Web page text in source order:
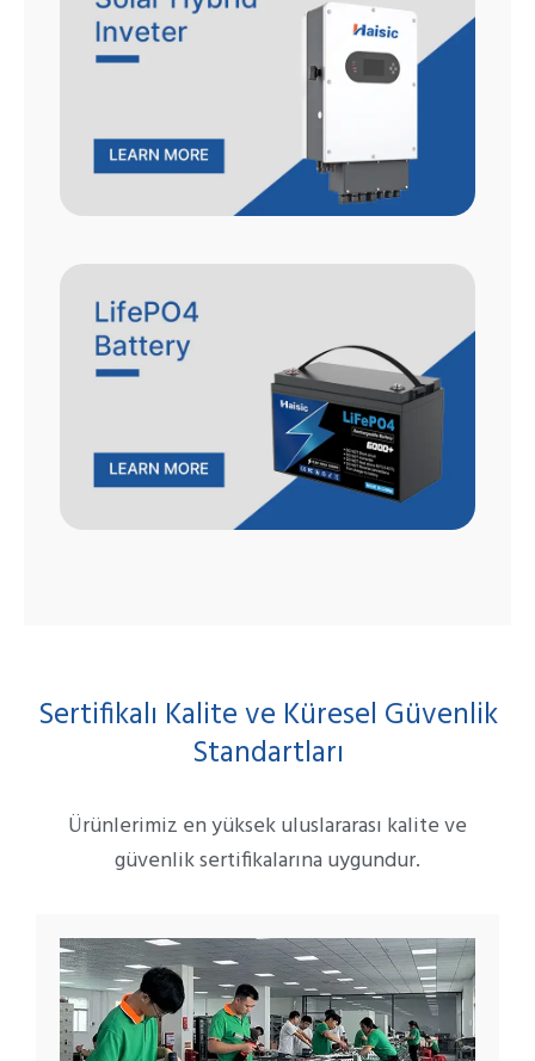
Sertifikalı Kalite ve Küresel Güvenlik
Standartları
Ürünlerimiz en yüksek uluslararası kalite ve
güvenlik sertifikalarına uygundur.